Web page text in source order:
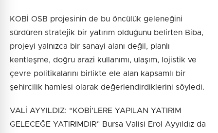
KOBİ OSB projesinin de bu öncülük geleneğini
sürdüren stratejik bir yatırım olduğunu belirten Biba,
projeyi yalnızca bir sanayi alanı değil, planlı
kentleşme, doğru arazi kullanımı, ulaşım, lojistik ve
çevre politikalarını birlikte ele alan kapsamlı bir
şehircilik hamlesi olarak değerlendirdiklerini söyledi.
VALİ AYYILDIZ: “KOBİ’LERE YAPILAN YATIRIM
GELECEĞE YATIRIMDIR” Bursa Valisi Erol Ayyıldız da